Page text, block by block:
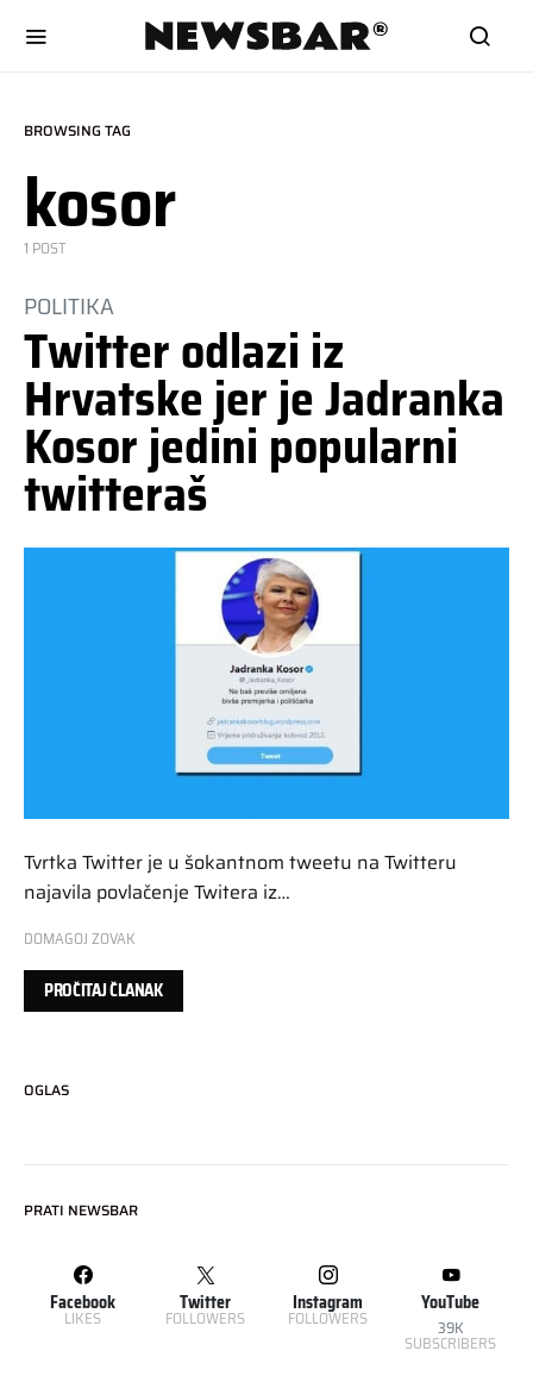
BROWSING TAG
kosor
1 POST
POLITIKA
Twitter odlazi iz
Hrvatske jer je Jadranka
Kosor jedini popularni
twitteraš
Tvrtka Twitter je u šokantnom tweetu na Twitteru
najavila povlačenje Twitera iz…
DOMAGOJ ZOVAK
PROČITAJ ČLANAK
OGLAS
PRATI NEWSBAR
Facebook
LIKES
Twitter
FOLLOWERS
Instagram
FOLLOWERS
YouTube
39K
SUBSCRIBERS